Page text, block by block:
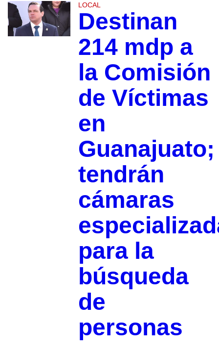
LOCAL
Destinan
214 mdp a
la Comisión
de Víctimas
en
Guanajuato;
tendrán
cámaras
para la
búsqueda
de
personas